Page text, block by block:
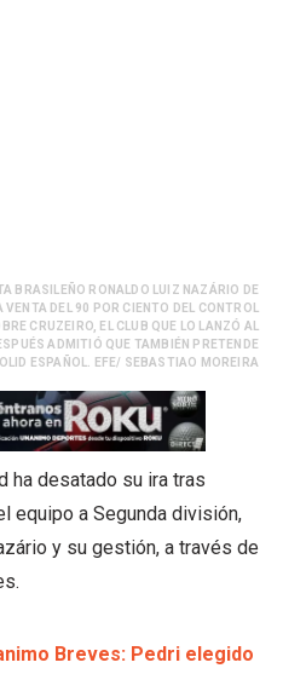
BRASILEÑO RONALDO LUIZ NAZÁRIO DE
DEL 90 POR CIENTO DEL CONTROL
CRUZEIRO, EL CLUB QUE LO LANZÓ AL
ADMITIÓ QUE TAMBIÉN PRETENDE
ESPAÑOL. EFE/ SEBASTIAO MOREIRA
ha desatado su ira tras
equipo a Segunda división,
y su gestión, a través de
Breves: Pedri elegido